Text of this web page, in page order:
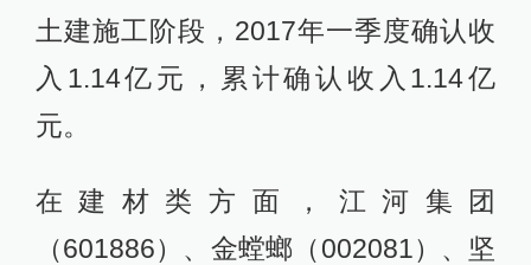
土建施工阶段，2017年一季度确认收
入1.14亿元，累计确认收入1.14亿
元。
在建材类方面，江河集团
（601886）、金螳螂（002081）、坚